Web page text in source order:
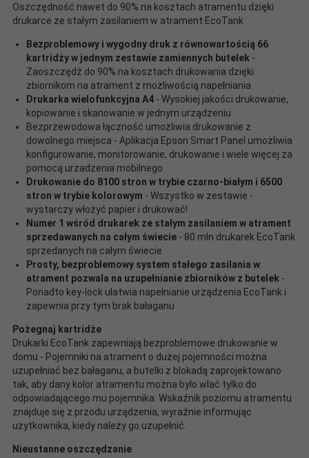
Oszczędność nawet do 90% na kosztach atramentu dzięki
drukarce ze stałym zasilaniem w atrament EcoTank
Bezproblemowy i wygodny druk z równowartością 66
kartridży w jednym zestawie zamiennych butelek -
Zaoszczędź do 90% na kosztach drukowania dzięki
zbiornikom na atrament z możliwością napełniania
Drukarka wielofunkcyjna A4 - Wysokiej jakości drukowanie,
kopiowanie i skanowanie w jednym urządzeniu
Bezprzewodowa łączność umożliwia drukowanie z
dowolnego miejsca - Aplikacja Epson Smart Panel umożliwia
konfigurowanie, monitorowanie, drukowanie i wiele więcej za
pomocą urzadzenia mobilnego
Drukowanie do 8100 stron w trybie czarno-białym i 6500
stron w trybie kolorowym - Wszystko w zestawie -
wystarczy włożyć papier i drukować!
Numer 1 wśród drukarek ze stałym zasilaniem w atrament
sprzedawanych na całym świecie - 80 mln drukarek EcoTank
sprzedanych na całym świecie
Prosty, bezproblemowy system stałego zasilania w
atrament pozwala na uzupełnianie zbiorników z butelek -
Ponadto key-lock ułatwia napełnianie urządzenia EcoTank i
zapewnia przy tym brak bałaganu
Pożegnaj kartridże
Drukarki EcoTank zapewniają bezproblemowe drukowanie w
domu - Pojemniki na atrament o dużej pojemności można
uzupełniać bez bałaganu, a butelki z blokadą zaprojektowano
tak, aby dany kolor atramentu można było wlać tylko do
odpowiadającego mu pojemnika. Wskaźnik poziomu atramentu
znajduje się z przodu urządzenia, wyraźnie informując
użytkownika, kiedy należy go uzupełnić.
Nieustanne oszczędzanie